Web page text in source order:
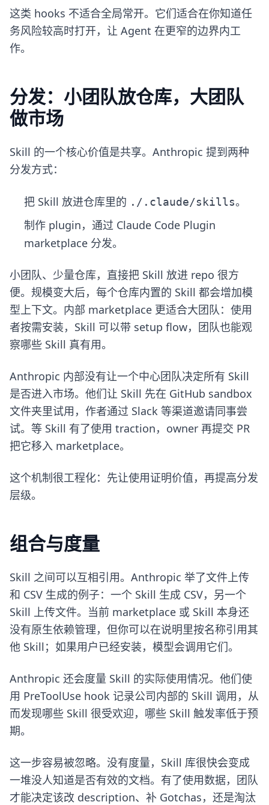
这类 hooks 不适合全局常开。它们适合在你知道任
务风险较高时打开，让 Agent 在更窄的边界内工
作。
分发：小团队放仓库，大团队
做市场
Skill 的一个核心价值是共享。Anthropic 提到两种
分发方式：
把 Skill 放进仓库里的 ./.claude/skills。
制作 plugin，通过 Claude Code Plugin
marketplace 分发。
小团队、少量仓库，直接把 Skill 放进 repo 很方
便。规模变大后，每个仓库内置的 Skill 都会增加模
型上下文。内部 marketplace 更适合大团队：使用
者按需安装，Skill 可以带 setup flow，团队也能观
察哪些 Skill 真有用。
Anthropic 内部没有让一个中心团队决定所有 Skill
是否进入市场。他们让 Skill 先在 GitHub sandbox
文件夹里试用，作者通过 Slack 等渠道邀请同事尝
试。等 Skill 有了使用 traction，owner 再提交 PR
把它移入 marketplace。
这个机制很工程化：先让使用证明价值，再提高分发
层级。
组合与度量
Skill 之间可以互相引用。Anthropic 举了文件上传
和 CSV 生成的例子：一个 Skill 生成 CSV，另一个
Skill 上传文件。当前 marketplace 或 Skill 本身还
没有原生依赖管理，但你可以在说明里按名称引用其
他 Skill；如果用户已经安装，模型会调用它们。
Anthropic 还会度量 Skill 的实际使用情况。他们使
用 PreToolUse hook 记录公司内部的 Skill 调用，从
而发现哪些 Skill 很受欢迎，哪些 Skill 触发率低于预
期。
这一步容易被忽略。没有度量，Skill 库很快会变成
一堆没人知道是否有效的文档。有了使用数据，团队
才能决定该改 description、补 Gotchas，还是淘汰